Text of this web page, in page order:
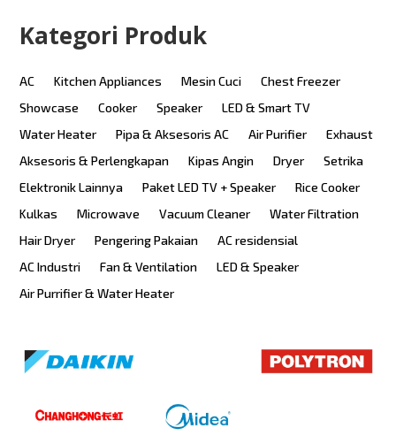
Kategori Produk
AC Kitchen Appliances Mesin Cuci
Chest Freezer
Showcase
Cooker Speaker
LED & Smart TV
Water Heater
Pipa & Aksesoris AC Air Purifier
Exhaust
Aksesoris & Perlengkapan
Kipas Angin Dryer
Setrika
Elektronik Lainnya
Paket LED TV + Speaker
Rice Cooker
Kulkas
Microwave Vacuum Cleaner
Water Filtration
Hair Dryer
Pengering Pakaian
AC residensial
AC Industri
Fan & Ventilation
LED & Speaker
Air Purrifier & Water Heater